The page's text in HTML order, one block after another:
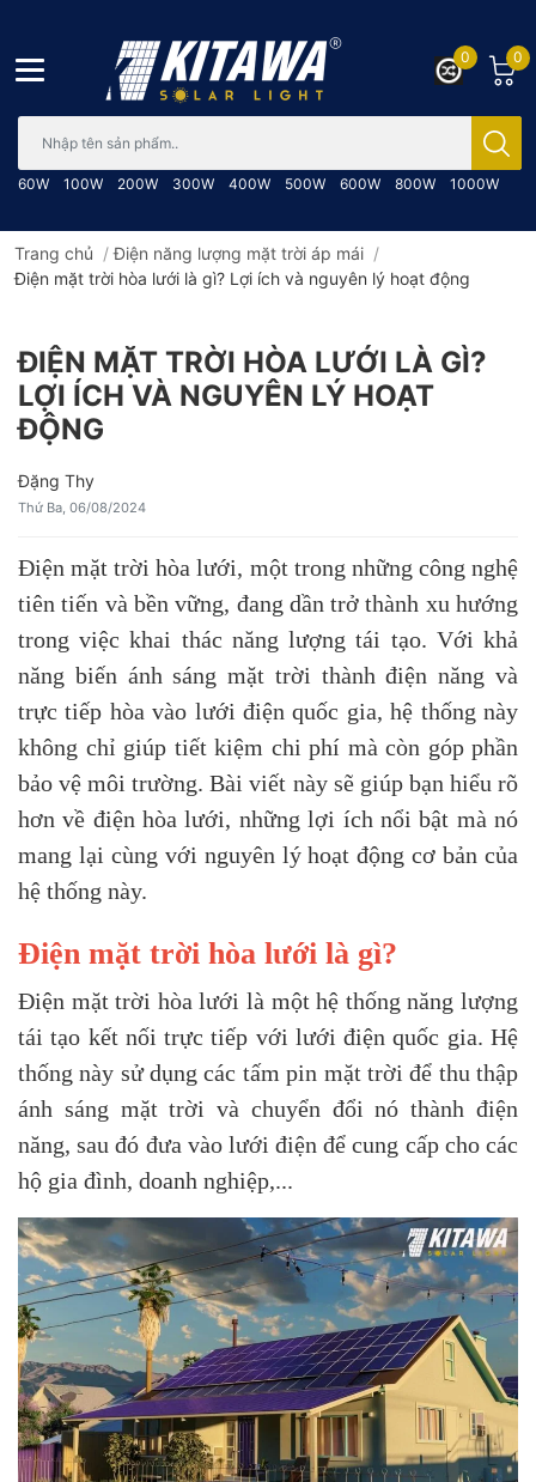
60W 100W 200W 300W 400W 500W 600W 800W 1000W
0
0
Trang chủ /Điện năng lượng mặt trời áp mái /
Điện mặt trời hòa lưới là gì? Lợi ích và nguyên lý hoạt động
ĐIỆN MẶT TRỜI HÒA LƯỚI LÀ GÌ?
LỢI ÍCH VÀ NGUYÊN LÝ HOẠT
ĐỘNG
Đặng Thy
Thứ Ba, 06/08/2024
Điện mặt trời hòa lưới, một trong những công nghệ
tiên tiến và bền vững, đang dần trở thành xu hướng
trong việc khai thác năng lượng tái tạo. Với khả
năng biến ánh sáng mặt trời thành điện năng và
trực tiếp hòa vào lưới điện quốc gia, hệ thống này
không chỉ giúp tiết kiệm chi phí mà còn góp phần
bảo vệ môi trường. Bài viết này sẽ giúp bạn hiểu rõ
hơn về điện hòa lưới, những lợi ích nổi bật mà nó
mang lại cùng với nguyên lý hoạt động cơ bản của
hệ thống này.
Điện mặt trời hòa lưới là gì?
Điện mặt trời hòa lưới là một hệ thống năng lượng
tái tạo kết nối trực tiếp với lưới điện quốc gia. Hệ
thống này sử dụng các tấm pin mặt trời để thu thập
ánh sáng mặt trời và chuyển đổi nó thành điện
năng, sau đó đưa vào lưới điện để cung cấp cho các
hộ gia đình, doanh nghiệp,...